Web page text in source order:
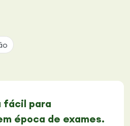
fácil para
época de exames.